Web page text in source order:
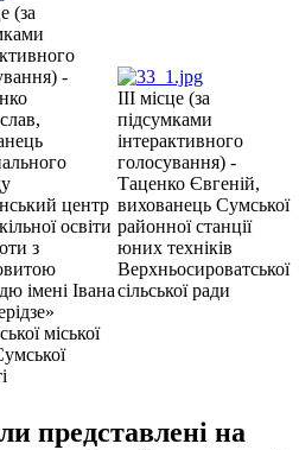
(за
-
центр
освіти
з
імені Івана
міської
III місце (за
підсумками
інтерактивного
голосування) -
Таценко Євгеній,
вихованець Сумської
районної станції
юних техніків
Верхньосироватської
сільської ради
представлені на